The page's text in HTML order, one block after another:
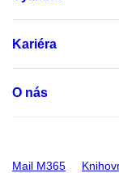
Kariéra
O nás
Mail M365